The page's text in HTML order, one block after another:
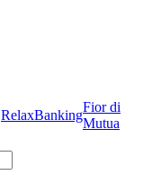
RelaxBanking
Fior di
Mutua